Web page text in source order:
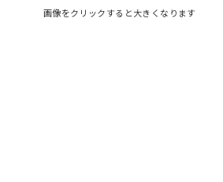
画像をクリックすると大きくなります